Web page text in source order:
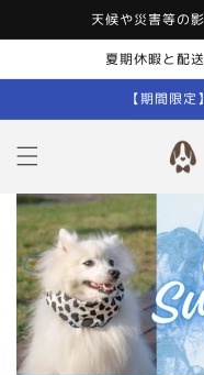
コンテン
ツに進む
天候や災害等の
夏期休暇と配
【期間限